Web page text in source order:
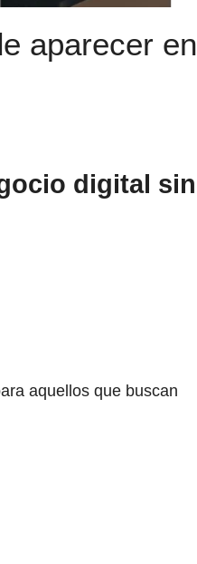
aparecer en
digital sin
aquellos que buscan